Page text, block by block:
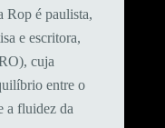
é paulista,
e escritora,
cuja
entre o
a fluidez da